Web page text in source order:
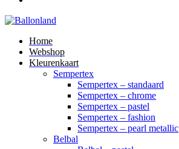
Home
Webshop
Kleurenkaart
Sempertex
Sempertex – standaard
Sempertex – chrome
Sempertex – pastel
Sempertex – fashion
Sempertex – pearl metallic
Belbal